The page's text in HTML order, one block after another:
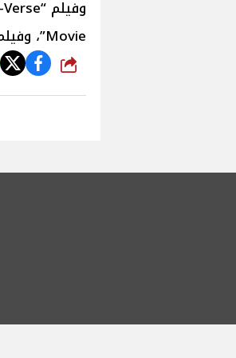
Movie”، وفيلم “Taylor Swift: The Eras Tour”.
شارك